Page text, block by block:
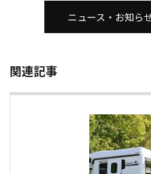
ニュース・お知ら
関連記事